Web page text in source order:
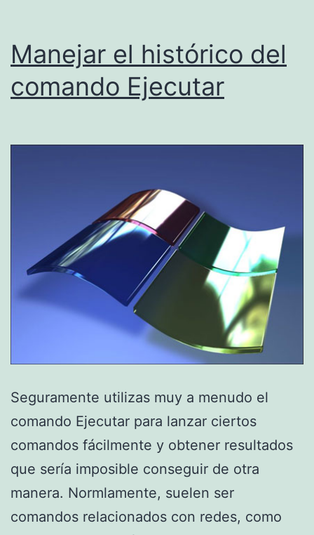
Manejar el histórico del
comando Ejecutar
Seguramente utilizas muy a menudo el
comando Ejecutar para lanzar ciertos
comandos fácilmente y obtener resultados
que sería imposible conseguir de otra
manera. Normlamente, suelen ser
comandos relacionados con redes, como